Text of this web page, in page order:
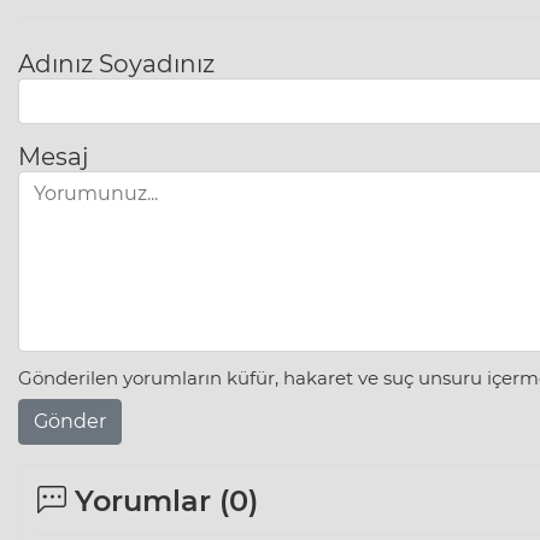
Adınız Soyadınız
Mesaj
Gönderilen yorumların küfür, hakaret ve suç unsuru
Gönder
Yorumlar (0)